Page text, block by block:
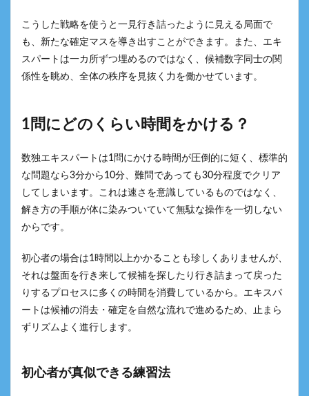
こうした戦略を使うと一見行き詰ったように見える局面で
も、新たな確定マスを導き出すことができます。また、エキ
スパートは一カ所ずつ埋めるのではなく、候補数字同士の関
係性を眺め、全体の秩序を見抜く力を働かせています。
1問にどのくらい時間をかける？
数独エキスパートは1問にかける時間が圧倒的に短く、標準的
な問題なら3分から10分、難問であっても30分程度でクリア
してしまいます。これは速さを意識しているものではなく、
解き方の手順が体に染みついていて無駄な操作を一切しない
からです。
初心者の場合は1時間以上かかることも珍しくありませんが、
それは盤面を行き来して候補を探したり行き詰まって戻った
りするプロセスに多くの時間を消費しているから。エキスパ
ートは候補の消去・確定を自然な流れで進めるため、止まら
ずリズムよく進行します。
初心者が真似できる練習法